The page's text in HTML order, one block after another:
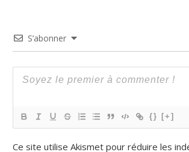
S’abonner
{} [+]
Ce site utilise Akismet pour réduire les